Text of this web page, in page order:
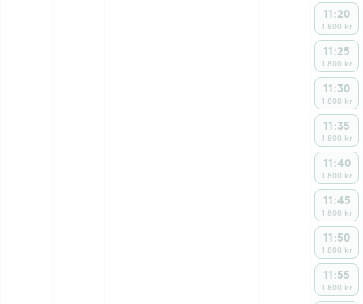
11:20
1 800 kr
11:25
1 800 kr
11:30
1 800 kr
11:35
1 800 kr
11:40
1 800 kr
11:45
1 800 kr
11:50
1 800 kr
11:55
1 800 kr